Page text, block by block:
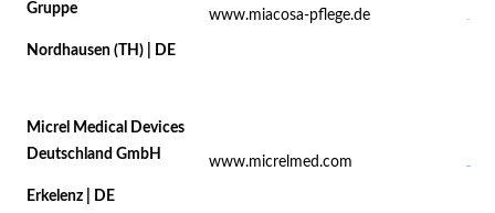
Gruppe
Nordhausen (TH) | DE
www.miacosa-pflege.de
Micrel Medical Devices
Deutschland GmbH
Erkelenz | DE
www.micrelmed.com